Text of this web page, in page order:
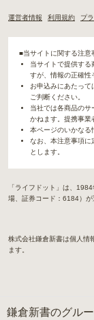
運営者情報 利用規約 プ
■当サイトに関する注意
当サイトで提供する
すが、情報の正確性
お申込みにあたっ
ご判断ください。
当社では各商品のサ
かねます。提携事業
本ページのいかなる
なお、本注意事項に
とします。
「ライフドット」は、
場、証券コード：6184）が
株式会社鎌倉新書は個人情
ます。
鎌倉新書のグル